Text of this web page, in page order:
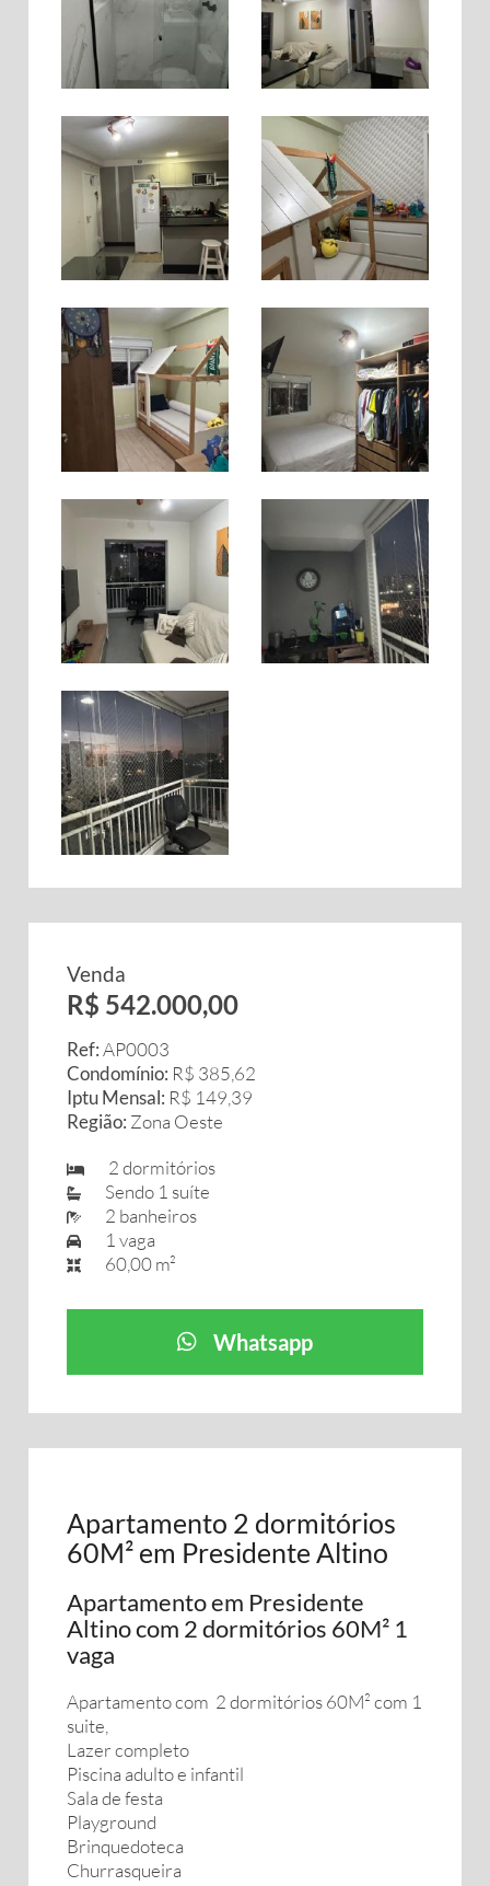
Venda
R$ 542.000,00
Ref:AP0003
Condomínio: R$ 385,62
Iptu Mensal: R$ 149,39
Região: Zona Oeste
2 dormitórios
Sendo 1 suíte
2 banheiros
1 vaga
60,00 m²
Whatsapp
Apartamento 2 dormitórios
60M² em Presidente Altino
Apartamento em Presidente
Altino com 2 dormitórios 60M² 1
vaga
Apartamento com 2 dormitórios 60M² com 1
suite,
Lazer completo
Piscina adulto e infantil
Sala de festa
Playground
Brinquedoteca
Churrasqueira